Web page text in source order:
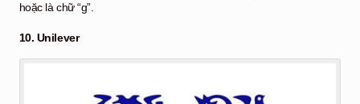
hoặc là chữ “g”.
10. Unilever